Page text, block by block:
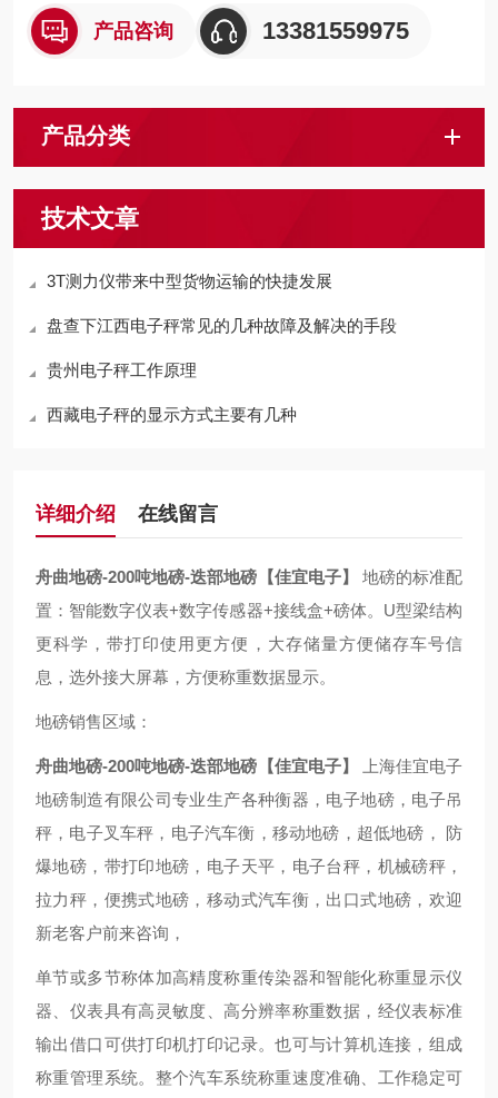
产品咨询 13381559975
产品分类
技术文章
3T测力仪带来中型货物运输的快捷发展
盘查下江西电子秤常见的几种故障及解决的手段
贵州电子秤工作原理
西藏电子秤的显示方式主要有几种
详细介绍 在线留言
舟曲地磅-200吨地磅-迭部地磅【佳宜电子】 地磅的标准配
置：智能数字仪表+数字传感器+接线盒+磅体。U型梁结构
更科学，带打印使用更方便，大存储量方便储存车号信
息，选外接大屏幕，方便称重数据显示。
地磅销售区域：
舟曲地磅-200吨地磅-迭部地磅【佳宜电子】
上海佳宜电子
地磅制造有限公司专业生产各种衡器，电子地磅，电子吊
秤，电子叉车秤，电子汽车衡，移动地磅，超低地磅， 防
爆地磅，带打印地磅，电子天平，电子台秤，机械磅秤，
拉力秤，便携式地磅，移动式汽车衡，出口式地磅，欢迎
新老客户前来咨询，
单节或多节称体加高精度称重传染器和智能化称重显示仪
器、仪表具有高灵敏度、高分辨率称重数据，经仪表标准
输出借口可供打印机打印记录。也可与计算机连接，组成
称重管理系统。整个汽车系统称重速度准确、工作稳定可